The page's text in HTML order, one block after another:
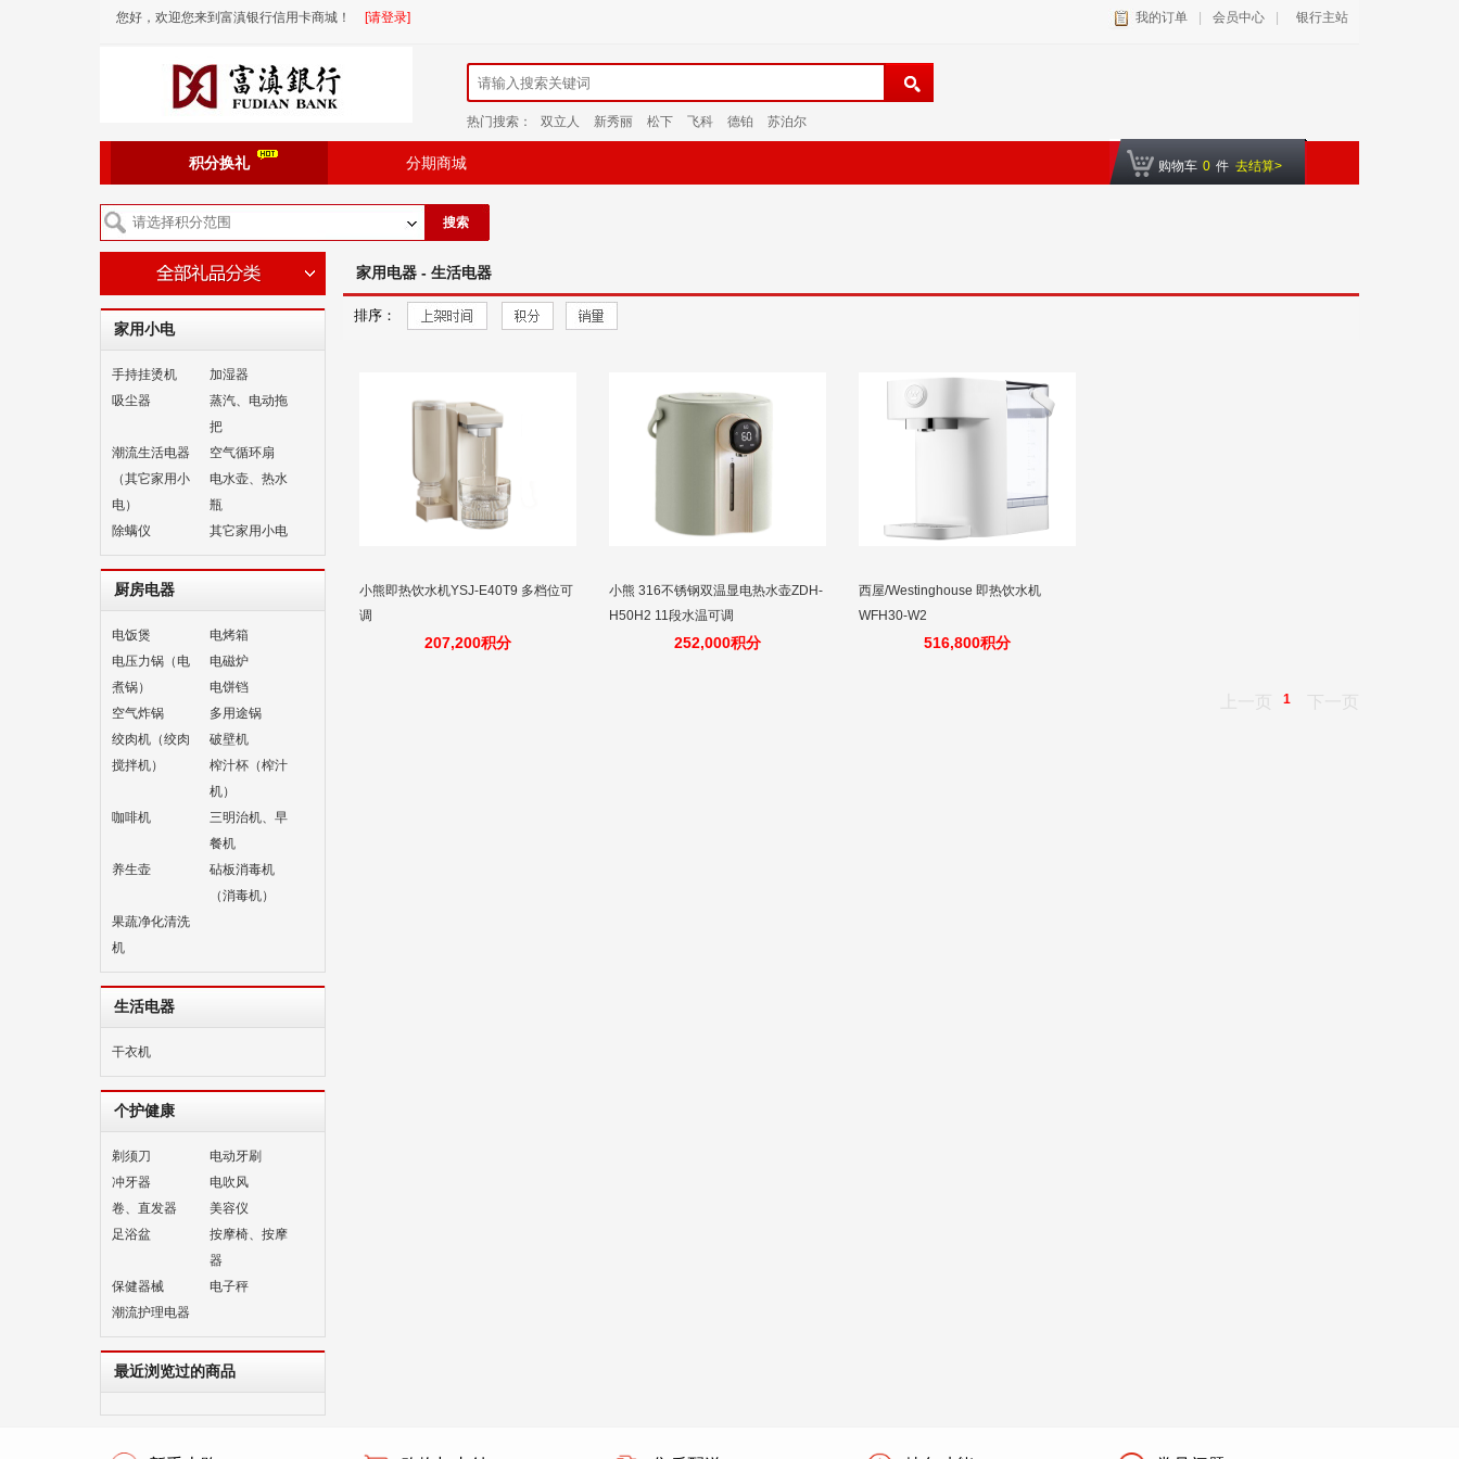
您好，欢迎您来到富滇银行信用卡商城！ [请登录] 我的订单 会员中心 银行主站
热门搜索： 双立人 新秀丽 松下 飞科 德铂 苏泊尔
积分换礼 分期商城 购物车 0 件 去结算>
搜索
家用小电
手持挂烫机
加湿器
吸尘器
蒸汽、电动拖
把
潮流生活电器
（其它家用小
电）
空气循环扇
电水壶、热水
瓶
除螨仪
其它家用小电
厨房电器
电饭煲
电烤箱
电压力锅（电
煮锅）
电磁炉
电饼铛
空气炸锅
多用途锅
绞肉机（绞肉
搅拌机）
破壁机
榨汁杯（榨汁
机）
咖啡机
三明治机、早
餐机
养生壶
砧板消毒机
（消毒机）
果蔬净化清洗
机
生活电器
干衣机
个护健康
剃须刀
电动牙刷
冲牙器
电吹风
卷、直发器
美容仪
足浴盆
按摩椅、按摩
器
保健器械
电子秤
潮流护理电器
最近浏览过的商品
家用电器 - 生活电器
排序：
小熊即热饮水机YSJ-E40T9 多档位可
调
207,200积分
小熊 316不锈钢双温显电热水壶ZDH-
H50H2 11段水温可调
252,000积分
西屋/Westinghouse 即热饮水机
WFH30-W2
516,800积分
上一页 1 下一页